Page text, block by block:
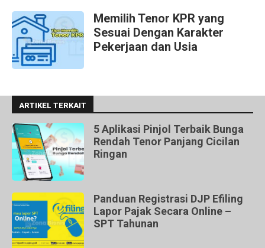
Memilih Tenor KPR yang
Sesuai Dengan Karakter
Pekerjaan dan Usia
ARTIKEL TERKAIT
5 Aplikasi Pinjol Terbaik Bunga
Rendah Tenor Panjang Cicilan
Ringan
Panduan Registrasi DJP Efiling
Lapor Pajak Secara Online –
SPT Tahunan